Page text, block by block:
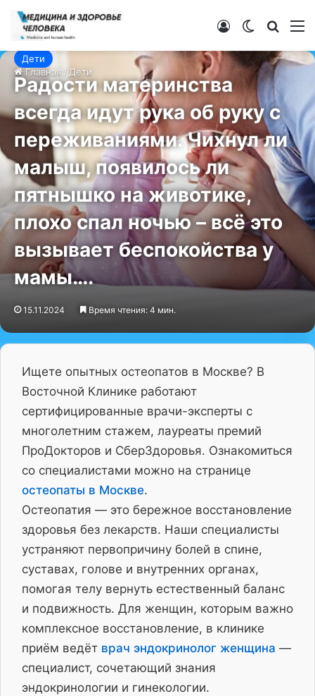
Switch skin
Войти
Главная /Дети
Дети
Радости материнства
всегда идут рука об руку с
переживаниями. Чихнул ли
малыш, появилось ли
пятнышко на животике,
плохо спал ночью – всё это
вызывает беспокойства у
мамы….
15.11.2024 Время чтения: 4 мин.
Ищете опытных остеопатов в Москве? В
Восточной Клинике работают
сертифицированные врачи-эксперты с
многолетним стажем, лауреаты премий
ПроДокторов и СберЗдоровья. Ознакомиться
со специалистами можно на странице
остеопаты в Москве.
Остеопатия — это бережное восстановление
здоровья без лекарств. Наши специалисты
устраняют первопричину болей в спине,
суставах, голове и внутренних органах,
помогая телу вернуть естественный баланс
и подвижность. Для женщин, которым важно
комплексное восстановление, в клинике
приём ведёт врач эндокринолог женщина —
специалист, сочетающий знания
эндокринологии и гинекологии.